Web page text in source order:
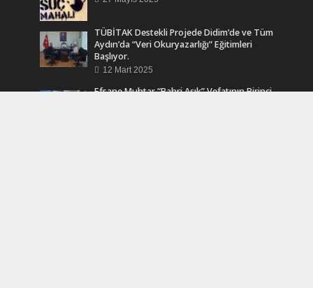
TÜBİTAK Destekli Projede Didim’de ve Tüm
Aydın’da “Veri Okuryazarlığı” Eğitimleri
Başlıyor.
12 Mart 2025
Efsane Muhtar “Bahri Aşık” Vefatının Birinci